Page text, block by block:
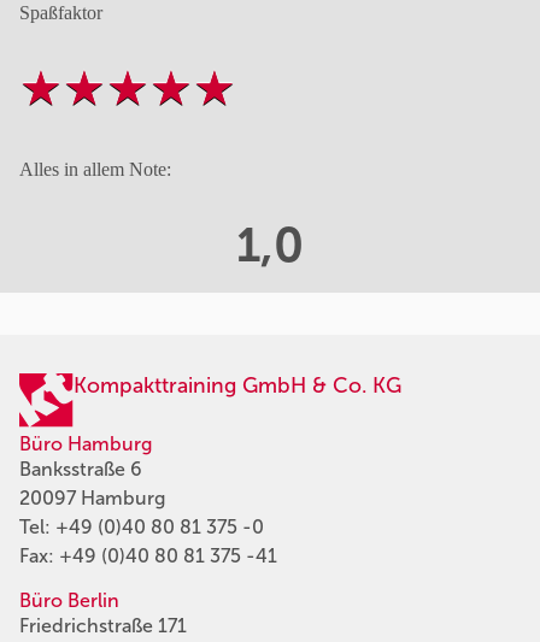
Spaßfaktor
Alles in allem Note:
1,0
Kompakttraining GmbH & Co. KG
Büro Hamburg
Banksstraße 6
20097 Hamburg
Tel: +49 (0)40 80 81 375 -0
Fax: +49 (0)40 80 81 375 -41
Büro Berlin
Friedrichstraße 171